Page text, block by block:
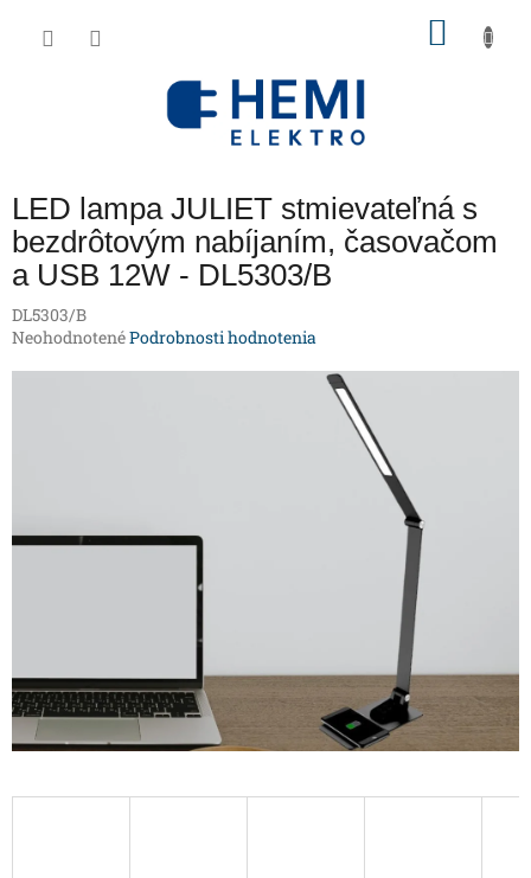
LED lampa JULIET stmievateľná s
bezdrôtovým nabíjaním, časovačom
a USB 12W - DL5303/B
DL5303/B
Priemerné
NeohodnotenéPodrobnosti hodnotenia